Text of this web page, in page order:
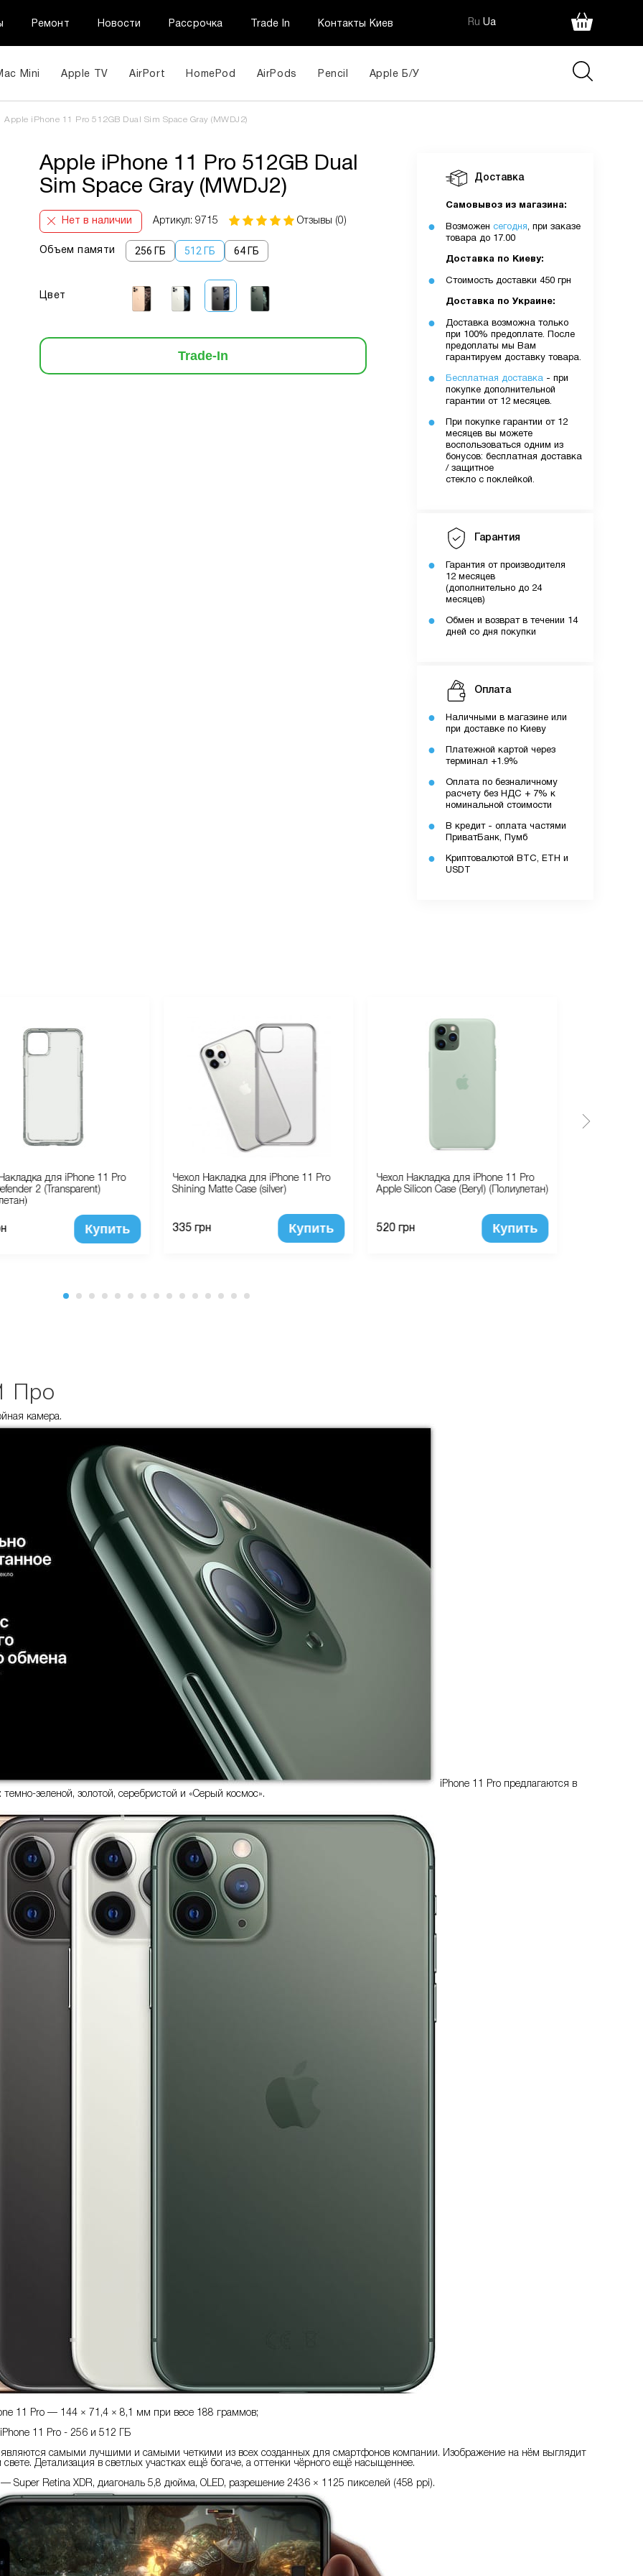
Ремонт Новости Рассрочка Trade In Контакты Киев Ru Ua
Mini Apple TV AirPort HomePod AirPods Pencil Apple Б/У
Apple iPhone 11 Pro 512GB Dual Sim Space Gray (MWDJ2)
Apple iPhone 11 Pro 512GB Dual
Sim Space Gray (MWDJ2)
Нет в наличии Артикул: 9715 Отзывы (0)
Объем памяти 256 ГБ 512 ГБ 64 ГБ
Цвет
Trade-In
Доставка
Самовывоз из магазина:
Возможен сегодня, при заказе
товара до 17.00
Доставка по Киеву:
Стоимость доставки 450 грн
Доставка по Украине:
Доставка возможна только
при 100% предоплате. После
предоплаты мы Вам
гарантируем доставку товара.
Бесплатная доставка - при
покупке дополнительной
гарантии от 12 месяцев.
При покупке гарантии от 12
месяцев вы можете
воспользоваться одним из
бонусов: бесплатная доставка
/ защитное
стекло с поклейкой.
Гарантия
Гарантия от производителя
12 месяцев
(дополнительно до 24
месяцев)
Обмен и возврат в течении 14
дней со дня покупки
Оплата
Наличными в магазине или
при доставке по Киеву
Платежной картой через
терминал +1.9%
Оплата по безналичному
расчету без НДС + 7% к
номинальной стоимости
В кредит - оплата частями
ПриватБанк, Пумб
Криптовалютой BTC, ETH и
USDT
для iPhone 11 Pro
2 (Transparent)
Купить
Чехол Накладка для iPhone 11 Pro
Shining Matte Case (silver)
335 грн Купить
Чехол Накладка для iPhone 11 Pro
Apple Silicon Case (Beryl) (Полиулетан)
520 грн Купить
Про
камера.
iPhone 11 Pro предлагаются в
темно-зеленой, золотой, серебристой и «Серый космос».
11 Pro — 144 × 71,4 × 8,1 мм при весе 188 граммов;
11 Pro - 256 и 512 ГБ
являются самыми лучшими и самыми четкими из всех созданных для смартфонов компании. Изображение на нём выглядит
Детализация в светлых участках ещё богаче, а оттенки чёрного ещё насыщеннее.
Super Retina XDR, диагональ 5,8 дюйма, OLED, разрешение 2436 × 1125 пикселей (458 ppi).